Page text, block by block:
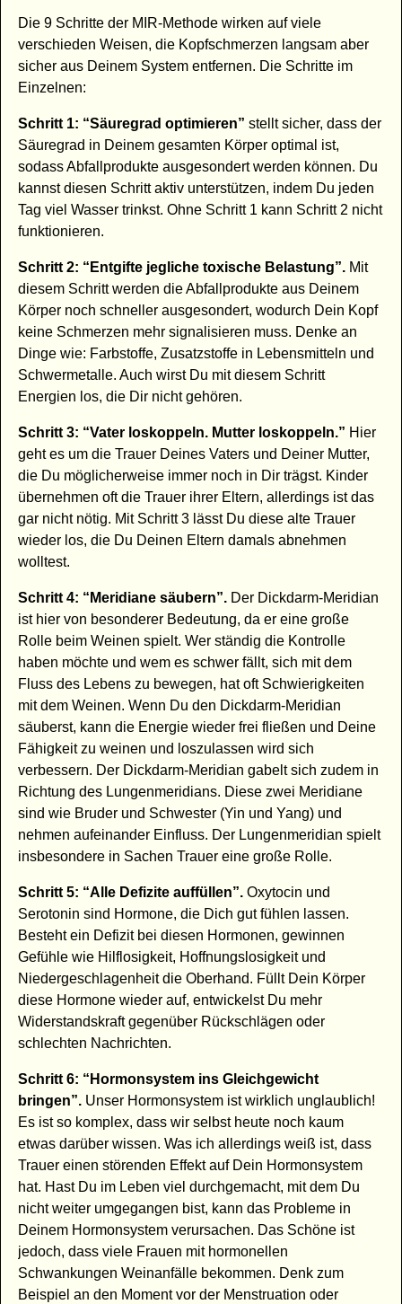
Die 9 Schritte der MIR-Methode wirken auf viele
verschieden Weisen, die Kopfschmerzen langsam aber
sicher aus Deinem System entfernen. Die Schritte im
Einzelnen:
Schritt 1: “Säuregrad optimieren” stellt sicher, dass der
Säuregrad in Deinem gesamten Körper optimal ist,
sodass Abfallprodukte ausgesondert werden können. Du
kannst diesen Schritt aktiv unterstützen, indem Du jeden
Tag viel Wasser trinkst. Ohne Schritt 1 kann Schritt 2 nicht
funktionieren.
Schritt 2: “Entgifte jegliche toxische Belastung”. Mit
diesem Schritt werden die Abfallprodukte aus Deinem
Körper noch schneller ausgesondert, wodurch Dein Kopf
keine Schmerzen mehr signalisieren muss. Denke an
Dinge wie: Farbstoffe, Zusatzstoffe in Lebensmitteln und
Schwermetalle. Auch wirst Du mit diesem Schritt
Energien los, die Dir nicht gehören.
Schritt 3: “Vater loskoppeln. Mutter loskoppeln.” Hier
geht es um die Trauer Deines Vaters und Deiner Mutter,
die Du möglicherweise immer noch in Dir trägst. Kinder
übernehmen oft die Trauer ihrer Eltern, allerdings ist das
gar nicht nötig. Mit Schritt 3 lässt Du diese alte Trauer
wieder los, die Du Deinen Eltern damals abnehmen
wolltest.
Schritt 4: “Meridiane säubern”. Der Dickdarm-Meridian
ist hier von besonderer Bedeutung, da er eine große
Rolle beim Weinen spielt. Wer ständig die Kontrolle
haben möchte und wem es schwer fällt, sich mit dem
Fluss des Lebens zu bewegen, hat oft Schwierigkeiten
mit dem Weinen. Wenn Du den Dickdarm-Meridian
säuberst, kann die Energie wieder frei fließen und Deine
Fähigkeit zu weinen und loszulassen wird sich
verbessern. Der Dickdarm-Meridian gabelt sich zudem in
Richtung des Lungenmeridians. Diese zwei Meridiane
sind wie Bruder und Schwester (Yin und Yang) und
nehmen aufeinander Einfluss. Der Lungenmeridian spielt
insbesondere in Sachen Trauer eine große Rolle.
Schritt 5: “Alle Defizite auffüllen”. Oxytocin und
Serotonin sind Hormone, die Dich gut fühlen lassen.
Besteht ein Defizit bei diesen Hormonen, gewinnen
Gefühle wie Hilflosigkeit, Hoffnungslosigkeit und
Niedergeschlagenheit die Oberhand. Füllt Dein Körper
diese Hormone wieder auf, entwickelst Du mehr
Widerstandskraft gegenüber Rückschlägen oder
schlechten Nachrichten.
Schritt 6: “Hormonsystem ins Gleichgewicht
bringen”. Unser Hormonsystem ist wirklich unglaublich!
Es ist so komplex, dass wir selbst heute noch kaum
etwas darüber wissen. Was ich allerdings weiß ist, dass
Trauer einen störenden Effekt auf Dein Hormonsystem
hat. Hast Du im Leben viel durchgemacht, mit dem Du
nicht weiter umgegangen bist, kann das Probleme in
Deinem Hormonsystem verursachen. Das Schöne ist
jedoch, dass viele Frauen mit hormonellen
Schwankungen Weinanfälle bekommen. Denk zum
Beispiel an den Moment vor der Menstruation oder